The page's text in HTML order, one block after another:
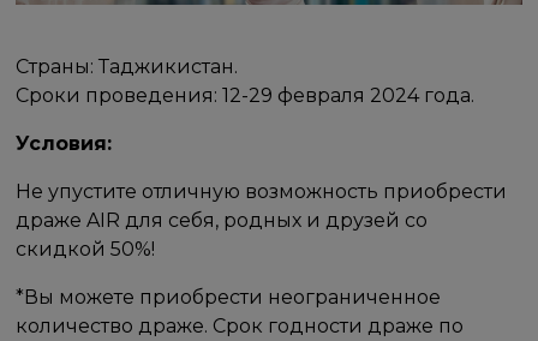
Страны: Таджикистан.
Сроки проведения: 12-29 февраля 2024 года.
Условия:
Не упустите отличную возможность приобрести
драже AIR для себя, родных и друзей со
скидкой 50%!
*Вы можете приобрести неограниченное
количество драже. Срок годности драже по